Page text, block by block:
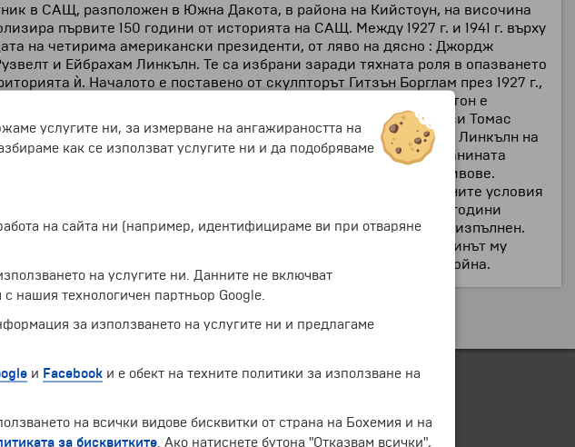
в САЩ, разположен в Южна Дакота, в района на Кийстоун, на височина
първите 150 години от историята на САЩ. Между 1927 г. и 1941 г. върху
на четирима американски президенти, от ляво на дясно : Джордж
и Ейбрахам Линкълн. Те са избрани заради тяхната роля в опазването
ѝ. Началото е поставено от скулпторът Гитзън Борглам през 1927 г.,
на огромните статуи. Образът на Джордж Вашингтон е
късно президентът Рузвелт открива лика на предшественика си Томас
на американската конституция е завършен и паметникът на Линкълн на
е открит на 31-ви октомври 1941 г. В по-голямата си част Планината
от Планината Ръшмор е изваяна с помощтта на динамитни взривове.
оформени с пневматичен чук. Въпреки изключително опасните условия
надолу по скалите, вързани със стоманени въжета, за 14-те години
нито един смъртен случай. Цялостният план на скулптура не е изпълнен.
прекратена заради внезапната смърт на Борглам. По-късно синът му
са били пренасочени за ресурсите на Втората световна война.
услугите ни, за измерване на ангажираността на
как се използват услугите ни и да подобряваме
на сайта ни (например, идентифицираме ви при отваряне
на услугите ни. Данните не включват
нашия технологичен партньор Google.
за използването на услугите ни и предлагаме
и Facebook и е обект на техните политики за използване на
на всички видове бисквитки от страна на Бохемия и на
за бисквитките . Ако натиснете бутона "Отказвам всички",